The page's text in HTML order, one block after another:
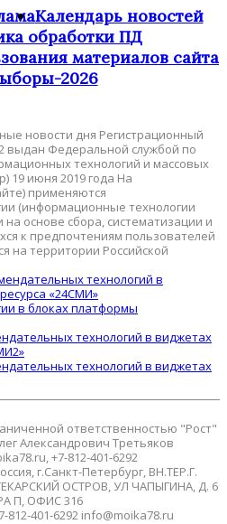
Календарь новостей
обработки ПД
материалов сайта
2026
новости дня Регистрационный
выдан Федеральной службой по
технологий и массовых
19 июня 2019 года На
применяются
(информационные технологии
основе сбора, систематизации и
к предпочтениям пользователей
на территории Российской
технологий в
«24СМИ»
в блоках платформы
технологий в виджетах
технологий в виджетах
ответственностью "Рост"
Александрович Третьяков
+7-812-401-6292
г.Санкт-Петербург, ВН.ТЕР.Г.
ОСТРОВ, УЛ ЧАПЫГИНА, Д. 6
П, ОФИС 316
401-6292 info@moika78.ru